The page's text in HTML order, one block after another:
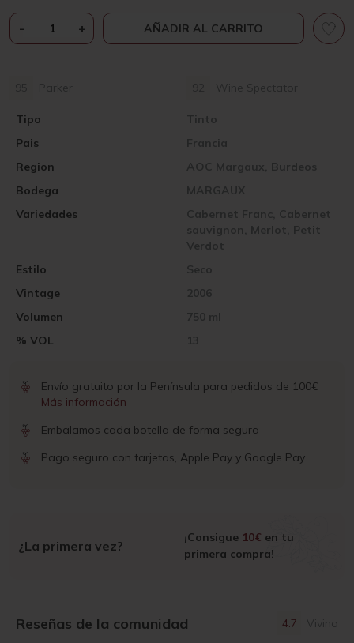
Parker Wine Spectator
Pais Francia
Vintage 2006
Region AOC Margaux, Burdeos
Volumen 750 ml
Bodega MARGAUX
% VOL 13
Variedades
Cabernet Franc, Cabernet
sauvignon, Merlot, Petit
Verdot
Estilo
Seco
Tipo Tinto
-CHÂTEAU
MARGAUX
CRU
2006
CANTIDAD
+ AÑADIR AL CARRITO
Envío gratuito por la Península para pedidos de 100€
Más información
Embalamos cada botella de forma segura
Pago seguro con tarjetas, Apple Pay y Google Pay
¿La primera vez?
¡Consigue 10€ en tu
primera compra!
Reseñas de la comunidad 4.7 Vivino